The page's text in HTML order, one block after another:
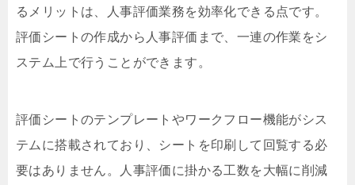
るメリットは、人事評価業務を効率化できる点です。
評価シートの作成から人事評価まで、一連の作業をシ
ステム上で行うことができます。
評価シートのテンプレートやワークフロー機能がシス
テムに搭載されており、シートを印刷して回覧する必
要はありません。人事評価に掛かる工数を大幅に削減